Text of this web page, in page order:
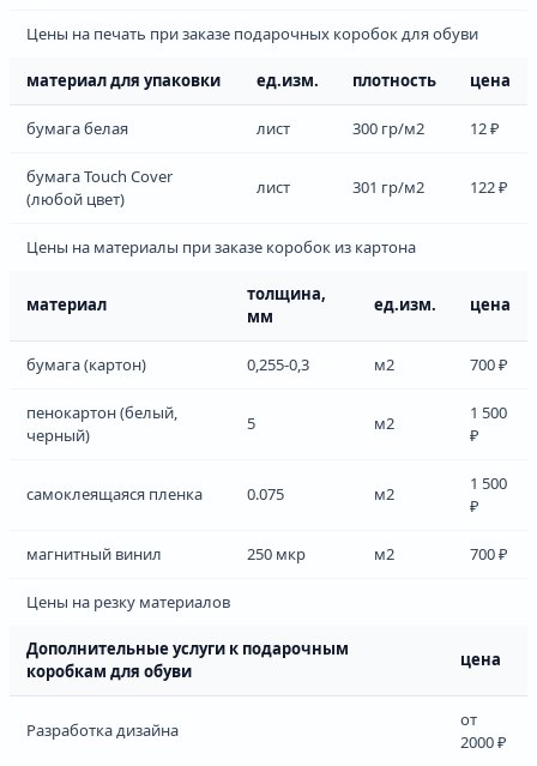
Цены на печать при заказе подарочных коробок для обуви
материал для упаковки ед.изм. плотность цена
бумага белая лист 300 гр/м2 12 ₽
бумага Touch Cover
(любой цвет)
лист 301 гр/м2 122 ₽
Цены на материалы при заказе коробок из картона
материал
толщина,
мм
ед.изм. цена
бумага (картон) 0,255-0,3 м2 700 ₽
пенокартон (белый,
черный)
5 м2
1 500
₽
самоклеящаяся пленка 0.075 м2
1 500
₽
магнитный винил 250 мкр м2 700 ₽
Цены на резку материалов
Дополнительные услуги к подарочным
коробкам для обуви
цена
Разработка дизайна
от
2000 ₽